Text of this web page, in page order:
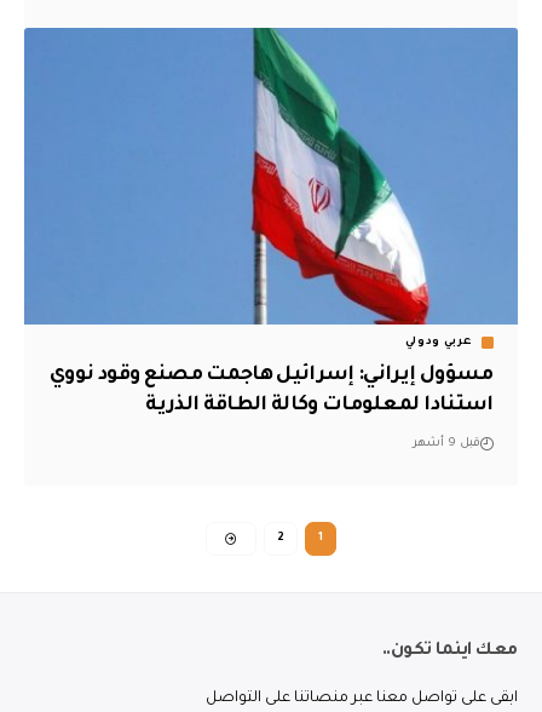
عربي ودولي
مسؤول إيراني: إسرائيل هاجمت مصنع وقود نووي
استنادا لمعلومات وكالة الطاقة الذرية
قبل 9 أشهر
1
2
معك اينما تكون..
ابقى على تواصل معنا عبر منصاتنا على التواصل